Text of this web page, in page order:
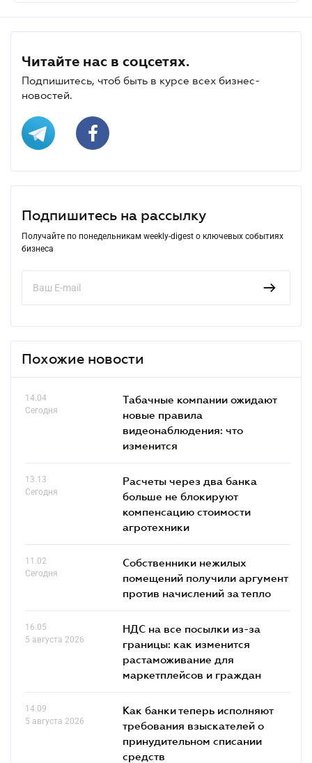
Читайте нас в соцсетях.
Подпишитесь, чтоб быть в курсе всех бизнес-
новостей.
Подпишитесь на рассылку
Получайте по понедельникам weekly-digest о ключевых событиях
бизнеса
Похожие новости
14.04
Сегодня
Табачные компании ожидают
новые правила
видеонаблюдения: что
изменится
13.13
Сегодня
Расчеты через два банка
больше не блокируют
компенсацию стоимости
агротехники
11.02
Сегодня
Собственники нежилых
помещений получили аргумент
против начислений за тепло
16.05
5 августа 2026
НДС на все посылки из-за
границы: как изменится
растаможивание для
маркетплейсов и граждан
14.09
5 августа 2026
Как банки теперь исполняют
требования взыскателей о
принудительном списании
средств